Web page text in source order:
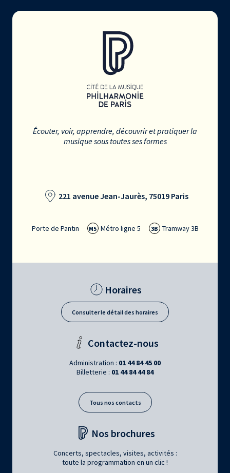
Écouter, voir, apprendre, découvrir et pratiquer la
musique sous toutes ses formes
221 avenue Jean-Jaurès, 75019 Paris
Porte de Pantin M5 Métro ligne 5 3B Tramway 3B
Horaires
Consulter le détail des horaires
Contactez-nous
Administration : 01 44 84 45 00
Billetterie : 01 44 84 44 84
Tous nos contacts
Nos brochures
Concerts, spectacles, visites, activités :
toute la programmation en un clic !